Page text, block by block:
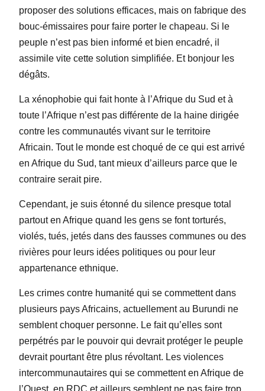
proposer des solutions efficaces, mais on fabrique des
bouc-émissaires pour faire porter le chapeau. Si le
peuple n’est pas bien informé et bien encadré, il
assimile vite cette solution simplifiée. Et bonjour les
dégâts.
La xénophobie qui fait honte à l’Afrique du Sud et à
toute l’Afrique n’est pas différente de la haine dirigée
contre les communautés vivant sur le territoire
Africain. Tout le monde est choqué de ce qui est arrivé
en Afrique du Sud, tant mieux d’ailleurs parce que le
contraire serait pire.
Cependant, je suis étonné du silence presque total
partout en Afrique quand les gens se font torturés,
violés, tués, jetés dans des fausses communes ou des
rivières pour leurs idées politiques ou pour leur
appartenance ethnique.
Les crimes contre humanité qui se commettent dans
plusieurs pays Africains, actuellement au Burundi ne
semblent choquer personne. Le fait qu’elles sont
perpétrés par le pouvoir qui devrait protéger le peuple
devrait pourtant être plus révoltant. Les violences
intercommunautaires qui se commettent en Afrique de
l’Ouest, en RDC et ailleurs semblent ne pas faire trop